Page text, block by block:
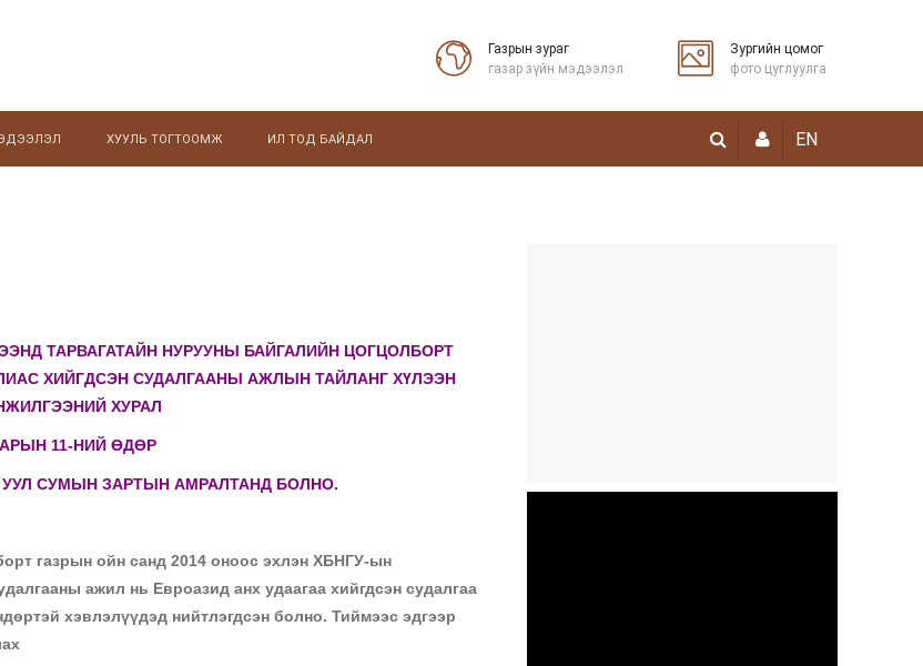
Газрын зураг
газар зүйн мэдээлэл
Зургийн цомог
фото цуглуулга
ХУУЛЬ ТОГТООМЖ ИЛ ТОД БАЙДАЛ EN
ТАРВАГАТАЙН НУРУУНЫ БАЙГАЛИЙН ЦОГЦОЛБОРТ
ХИЙГДСЭН СУДАЛГААНЫ АЖЛЫН ТАЙЛАНГ ХҮЛЭЭН
ХУРАЛ
11-НИЙ ӨДӨР
СУМЫН ЗАРТЫН АМРАЛТАНД БОЛНО.
газрын ойн санд 2014 оноос эхлэн ХБНГУ-ын
ажил нь Евроазид анх удаагаа хийгдсэн судалгаа
хэвлэлүүдэд нийтлэгдсэн болно. Тиймээс эдгээр